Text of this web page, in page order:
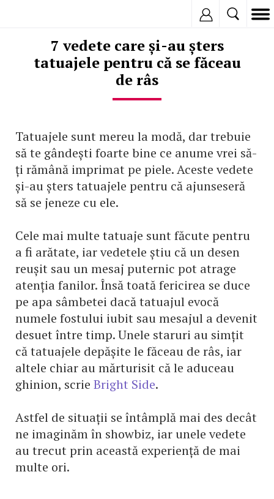
7 vedete care și-au șters
tatuajele pentru că se făceau
de râs
Tatuajele sunt mereu la modă, dar trebuie
să te gândești foarte bine ce anume vrei să-
ți rămână imprimat pe piele. Aceste vedete
și-au șters tatuajele pentru că ajunseseră
să se jeneze cu ele.
Cele mai multe tatuaje sunt făcute pentru
a fi arătate, iar vedetele știu că un desen
reușit sau un mesaj puternic pot atrage
atenția fanilor. Însă toată fericirea se duce
pe apa sâmbetei dacă tatuajul evocă
numele fostului iubit sau mesajul a devenit
desuet între timp. Unele staruri au simțit
că tatuajele depășite le făceau de râs, iar
altele chiar au mărturisit că le aduceau
ghinion, scrie Bright Side.
Astfel de situații se întâmplă mai des decât
ne imaginăm în showbiz, iar unele vedete
au trecut prin această experiență de mai
multe ori.